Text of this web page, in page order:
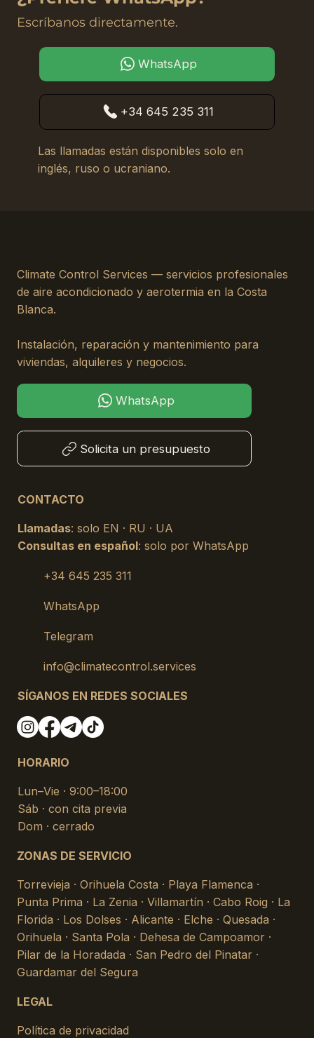
Escríbanos directamente.
WhatsApp
+34 645 235 311
Las llamadas están disponibles solo en
inglés, ruso o ucraniano.
Climate Control Services — servicios profesionales
de aire acondicionado y aerotermia en la Costa
Blanca.
Instalación, reparación y mantenimiento para
viviendas, alquileres y negocios.
WhatsApp
Solicita un presupuesto
CONTACTO
Llamadas: solo EN · RU · UA
Consultas en español: solo por WhatsApp
+34 645 235 311
WhatsApp
Telegram
info@climatecontrol.services
SÍGANOS EN REDES SOCIALES
HORARIO
Lun–Vie · 9:00–18:00
Sáb · con cita previa
Dom · cerrado
ZONAS DE SERVICIO
Torrevieja · Orihuela Costa · Playa Flamenca ·
Punta Prima · La Zenia · Villamartín · Cabo Roig · La
Florida · Los Dolses · Alicante · Elche · Quesada ·
Orihuela · Santa Pola · Dehesa de Campoamor ·
Pilar de la Horadada · San Pedro del Pinatar ·
Guardamar del Segura
LEGAL
Política de privacidad